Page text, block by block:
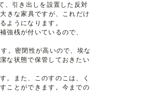
、引き出しを設置した反対
きな家具ですが、これだけ
ようになります。
強桟が付いているので、
。密閉性が高いので、埃な
な状態で保管しておきたい
。また、このすのこは、く
ことができます。今までの